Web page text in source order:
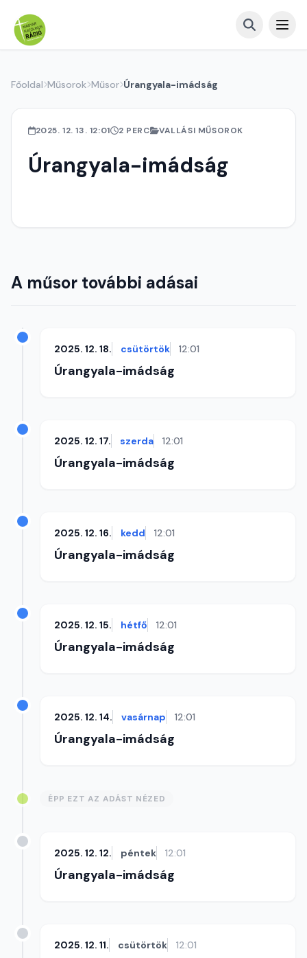
Főoldal Műsorok Műsor Úrangyala-imádság
2025. 12. 13. 12:01 2 PERC VALLÁSI MŰSOROK
Úrangyala-imádság
A műsor további adásai
2025. 12. 18. csütörtök 12:01
Úrangyala-imádság
2025. 12. 17. szerda 12:01
Úrangyala-imádság
2025. 12. 16. kedd 12:01
Úrangyala-imádság
2025. 12. 15. hétfő 12:01
Úrangyala-imádság
2025. 12. 14. vasárnap 12:01
Úrangyala-imádság
ÉPP EZT AZ ADÁST NÉZED
2025. 12. 12. péntek 12:01
Úrangyala-imádság
2025. 12. 11. csütörtök 12:01